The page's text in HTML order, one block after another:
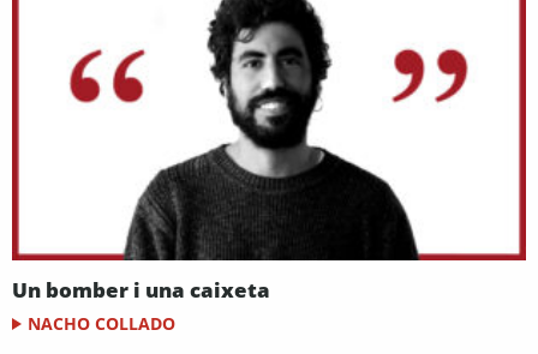
Un bomber i una caixeta
NACHO COLLADO